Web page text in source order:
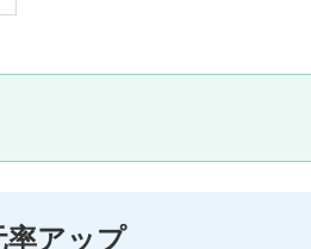
アップ